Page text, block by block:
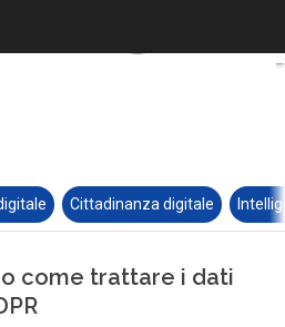
Cittadinanza digitale
come trattare i dati